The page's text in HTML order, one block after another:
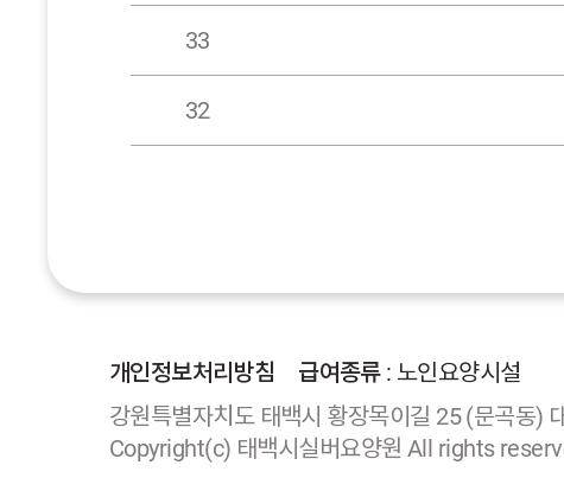
33
32
개인정보처리방침 급여종류 : 노인요양시설
강원특별자치도 태백시 황장목이길 25 (문곡동)
Copyright(c) 태백시실버요양원 All rights